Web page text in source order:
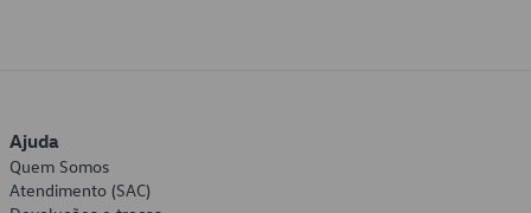
Ajuda
Quem Somos
Atendimento (SAC)